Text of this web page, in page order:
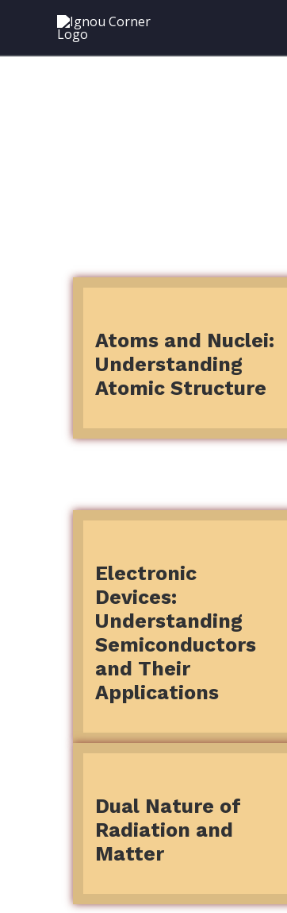
content
Atoms and Nuclei:
Understanding
Atomic Structure
Electronic
Devices:
Understanding
Semiconductors
and Their
Applications
Dual Nature of
Radiation and
Matter